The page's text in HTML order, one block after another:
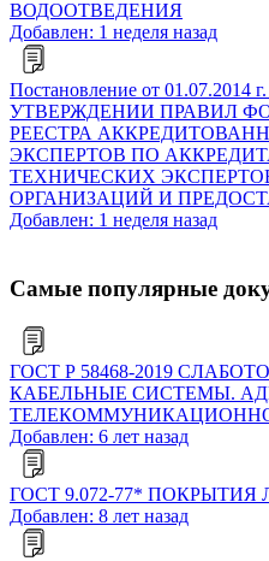
ВОДООТВЕДЕНИЯ
Добавлен: 1 неделя назад
Постановление от 01.07.2014
УТВЕРЖДЕНИИ ПРАВИЛ
РЕЕСТРА
ЭКСПЕРТОВ ПО
ТЕХНИЧЕСКИХ
ОРГАНИЗАЦИЙ И
Добавлен: 1 неделя назад
Самые популярные
ГОСТ Р 58468-2019
КАБЕЛЬНЫЕ СИСТЕМЫ.
Добавлен: 6 лет назад
ГОСТ 9.072-77*
Добавлен: 8 лет назад